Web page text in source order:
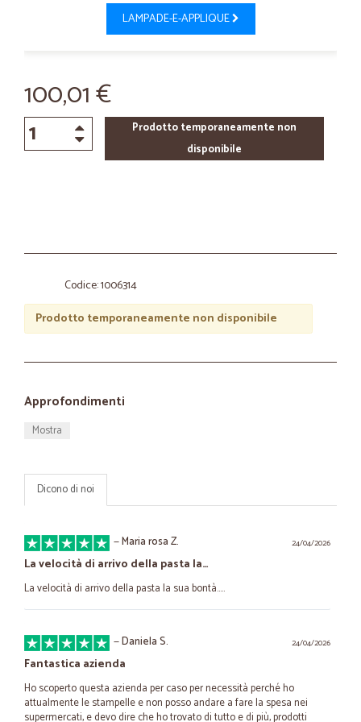
LAMPADE-E-APPLIQUE
100,01 €
Prodotto temporaneamente non
disponibile
Codice: 1006314
Prodotto temporaneamente non disponibile
Approfondimenti
Mostra
Dicono di noi
24/04/2026
—Maria rosa Z.
La velocità di arrivo della pasta la…
La velocità di arrivo della pasta la sua bontà.....
24/04/2026
—Daniela S.
Fantastica azienda
Ho scoperto questa azienda per caso per necessità perché ho
attualmente le stampelle e non posso andare a fare la spesa nei
supermercati, e devo dire che ho trovato di tutto e di più, prodotti